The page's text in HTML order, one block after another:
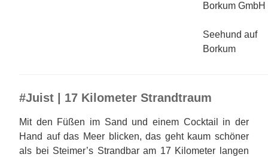
Borkum GmbH
Seehund auf
Borkum
#Juist | 17 Kilometer Strandtraum
Mit den Füßen im Sand und einem Cocktail in der
Hand auf das Meer blicken, das geht kaum schöner
als bei Steimer’s Strandbar am 17 Kilometer langen